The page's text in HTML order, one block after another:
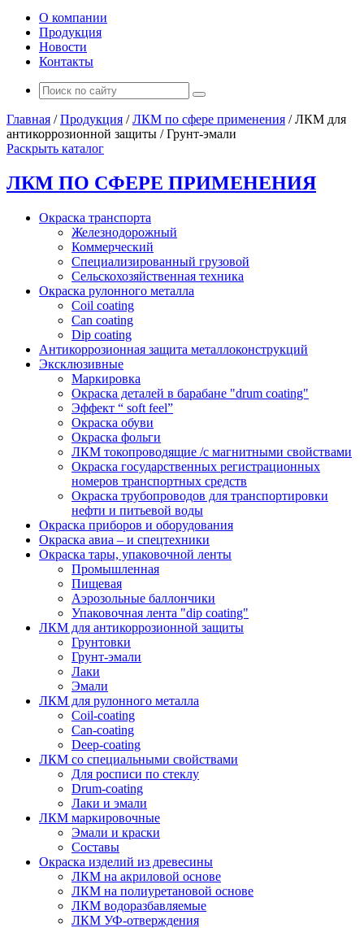
О компании
Продукция
Новости
Контакты
Главная /Продукция /ЛКМ по сфере применения /ЛКМ для
антикоррозионной защиты /Грунт-эмали
Раскрыть каталог
ЛКМ ПО СФЕРЕ ПРИМЕНЕНИЯ
Окраска транспорта
Железнодорожный
Коммерческий
Специализированный грузовой
Сельскохозяйственная техника
Окраска рулонного металла
Coil coating
Can coating
Dip coating
Антикоррозионная защита металлоконструкций
Эксклюзивные
Маркировка
Окраска деталей в барабане "drum coating"
Эффект “ soft feel”
Окраска обуви
Окраска фольги
ЛКМ токопроводящие /с магнитными свойствами
Окраска государственных регистрационных
номеров транспортных средств
Окраска трубопроводов для транспортировки
нефти и питьевой воды
Окраска приборов и оборудования
Окраска авиа – и спецтехники
Окраска тары, упаковочной ленты
Промышленная
Пищевая
Аэрозольные баллончики
Упаковочная лента "dip coating"
ЛКМ для антикоррозионной защиты
Грунтовки
Грунт-эмали
Лаки
Эмали
ЛКМ для рулонного металла
Coil-coating
Can-coating
Deep-coating
ЛКМ со специальными свойствами
Для росписи по стеклу
Drum-coating
Лаки и эмали
ЛКМ маркировочные
Эмали и краски
Составы
Окраска изделий из древесины
ЛКМ на акриловой основе
ЛКМ на полиуретановой основе
ЛКМ водоразбавляемые
ЛКМ УФ-отверждения